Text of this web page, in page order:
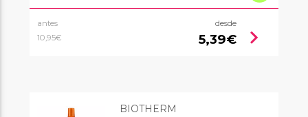
antes
10,95€
desde
5,39€ chevron_right
BIOTHERM